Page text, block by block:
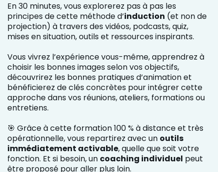
En 30 minutes, vous explorerez pas à pas les
principes de cette méthode d’induction (et non de
projection) à travers des vidéos, podcasts, quiz,
mises en situation, outils et ressources inspirants.
Vous vivrez l’expérience vous-même, apprendrez à
choisir les bonnes images selon vos objectifs,
découvrirez les bonnes pratiques d’animation et
bénéficierez de clés concrètes pour intégrer cette
approche dans vos réunions, ateliers, formations ou
entretiens.
🎯 Grâce à cette formation 100 % à distance et très
opérationnelle, vous repartirez avec un outils
immédiatement activable, quelle que soit votre
fonction. Et si besoin, un coaching individuel peut
être proposé pour aller plus loin.